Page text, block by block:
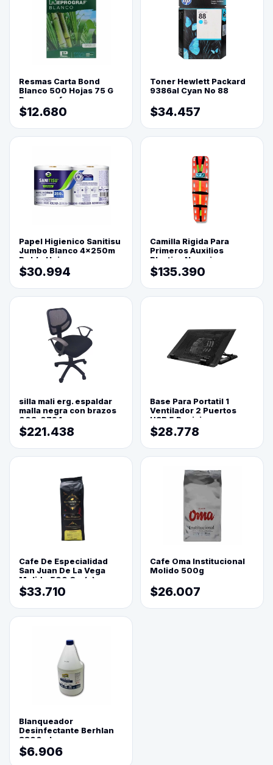
Resmas Carta Bond
Blanco 500 Hojas 75 G
Reprograf.
$12.680
Toner Hewlett Packard
9386al Cyan No 88
$34.457
Papel Higienico Sanitisu
Jumbo Blanco 4x250m
Doble Hoja
$30.994
Camilla Rigida Para
Primeros Auxilios
Plastica Naranja
$135.390
silla mali erg. espaldar
malla negra con brazos
003-0794
$221.438
Base Para Portatil 1
Ventilador 2 Puertos
USB 5 Posiciones
$28.778
Cafe De Especialidad
San Juan De La Vega
Molido 500 Grs(=)
$33.710
Cafe Oma Institucional
Molido 500g
$26.007
Blanqueador
Desinfectante Berhlan
3800ml
$6.906